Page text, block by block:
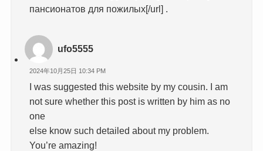
пансионатов для пожилых[/url] .
ufo5555
2024年10月25日 10:34 PM
I was suggested this website by my cousin. I am
not sure whether this post is written by him as no
one
else know such detailed about my problem.
You’re amazing!